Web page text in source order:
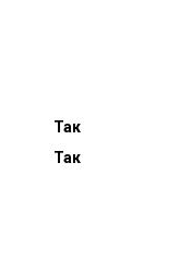
Так
Так